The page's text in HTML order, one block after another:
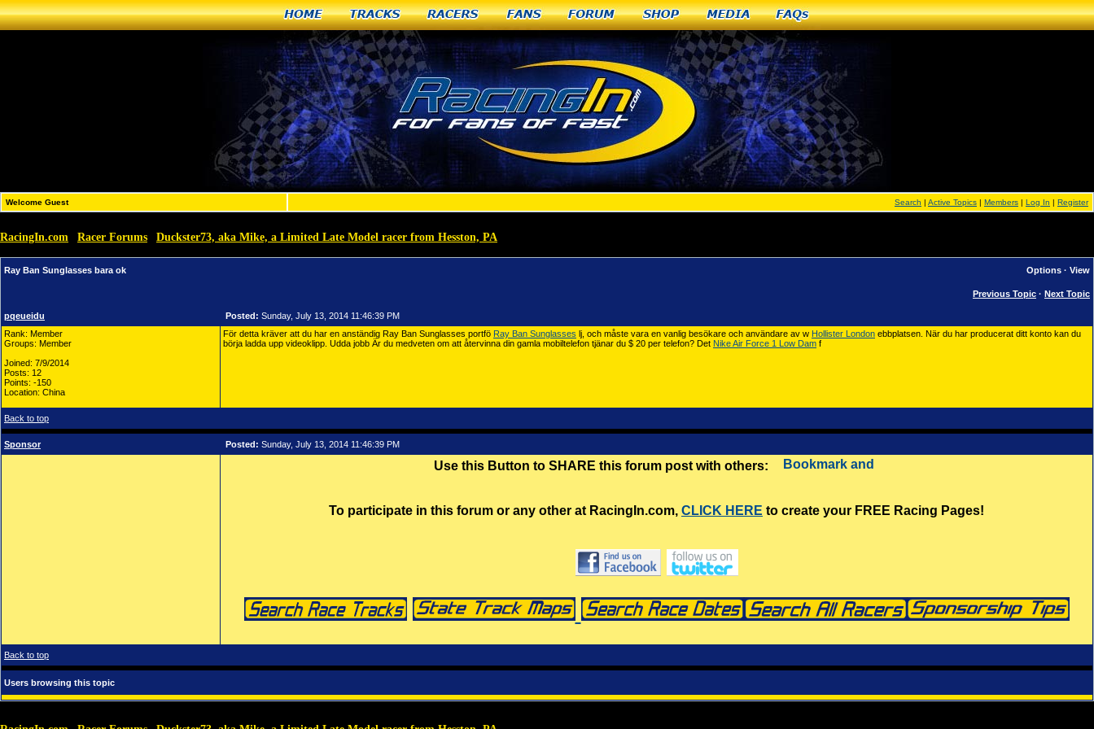
Home Tracks Racers Fans Forum Shop Media FAQs
Welcome Guest Search | Active Topics | Members | Log In | Register
RacingIn.com Racer Forums Duckster73, aka Mike, a Limited Late Model racer from Hesston, PA
Ray Ban Sunglasses bara ok Options · View
Previous Topic · Next Topic
pqeueidu Posted: Sunday, July 13, 2014 11:46:39 PM
Rank: Member
Groups: Member
Joined: 7/9/2014
Posts: 12
Points: -150
Location: China
För detta kräver att du har en anständig Ray Ban Sunglasses portfö Ray Ban Sunglasses lj, och måste vara en vanlig besökare och användare av w Hollister London ebbplatsen. När du har producerat ditt konto kan du
börja ladda upp videoklipp. Udda jobb Är du medveten om att återvinna din gamla mobiltelefon tjänar du $ 20 per telefon? Det Nike Air Force 1 Low Dam f
Back to top
Sponsor Posted: Sunday, July 13, 2014 11:46:39 PM
Use this Button to SHARE this forum post with others:
To participate in this forum or any other at RacingIn.com, CLICK HERE to create your FREE Racing Pages!
Back to top
Users browsing this topic